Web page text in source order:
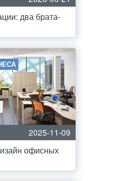
два брата-
2025-11-09
офисных